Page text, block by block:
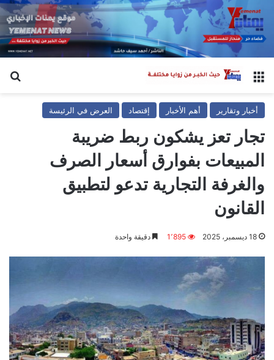
القائمة
أخبار وتقارير أهم الأخبار إقتصاد العرض في الرئيسة
تجار تعز يشكون ربط ضريبة
المبيعات بفوارق أسعار الصرف
والغرفة التجارية تدعو لتطبيق
القانون
18 ديسمبر، 2025 1٬895 دقيقة واحدة